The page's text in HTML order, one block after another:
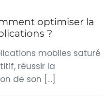
optimiser la
?
mobiles saturé
réussir la
de son […]